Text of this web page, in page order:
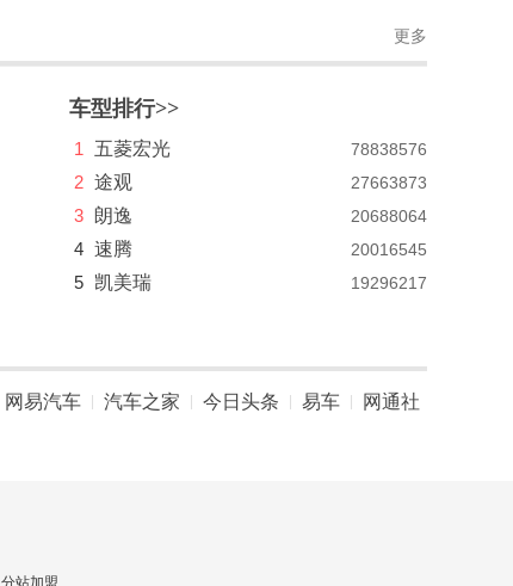
更多
车型排行>>
1 五菱宏光 78838576
2 途观 27663873
3 朗逸 20688064
4 速腾 20016545
5 凯美瑞 19296217
网易汽车 汽车之家 今日头条 易车 网通社
分站加盟